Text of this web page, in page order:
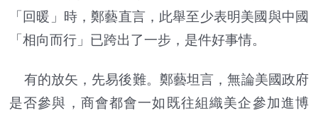
「回暖」時，鄭藝直言，此舉至少表明美國與中國
「相向而行」已跨出了一步，是件好事情。
有的放矢，先易後難。鄭藝坦言，無論美國政府
是否參與，商會都會一如既往組織美企參加進博